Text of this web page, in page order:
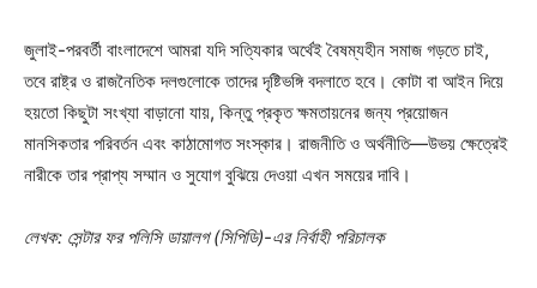
জুলাই-পরবর্তী বাংলাদেশে আমরা যদি সত্যিকার অর্থেই বৈষম্যহীন সমাজ গড়তে চাই,
তবে রাষ্ট্র ও রাজনৈতিক দলগুলোকে তাদের দৃষ্টিভঙ্গি বদলাতে হবে। কোটা বা আইন দিয়ে
হয়তো কিছুটা সংখ্যা বাড়ানো যায়, কিন্তু প্রকৃত ক্ষমতায়নের জন্য প্রয়োজন
মানসিকতার পরিবর্তন এবং কাঠামোগত সংস্কার। রাজনীতি ও অর্থনীতি—উভয় ক্ষেত্রেই
নারীকে তার প্রাপ্য সম্মান ও সুযোগ বুঝিয়ে দেওয়া এখন সময়ের দাবি।
লেখক: সেন্টার ফর পলিসি ডায়ালগ (সিপিডি)-এর নির্বাহী পরিচালক